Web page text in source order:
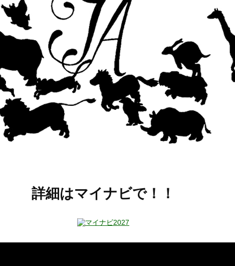
詳細はマイナビで！！